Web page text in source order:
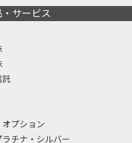
サービス
託
プション
ラチナ・シルバー